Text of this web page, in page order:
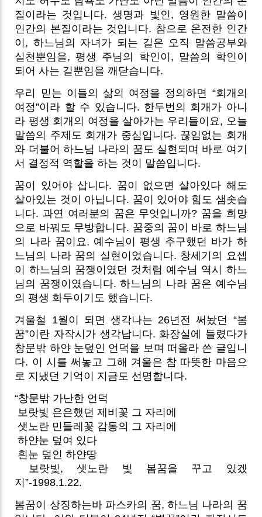
질이라는 것입니다. 생명과 빛인, 영원한 말씀이
인간의 본질이라는 것입니다. 참으로 온전한 인간
이, 하느님의 자녀가 되는 길은 오직 말씀공부와
실천뿐임을, 평생 주님의 학인이, 말씀의 학인이
되어 사는 길뿐임을 깨닫습니다.
우리 믿는 이들의 삶의 여정을 정의하면 “회개의
여정”이라 할 수 있습니다. 한두번의 회개가 아니
라 평생 회개의 여정을 살아가는 우리들이요, 오늘
말씀의 주제도 회개가 중심입니다. 끊임없는 회개
와 더불어 하느님 나라의 꿈도 실현되며 바로 여기
서 결정적 역할을 하는 것이 말씀입니다.
꿈이 있어야 삽니다. 꿈이 없으면 살아있다 해도
살아있는 것이 아닙니다. 꿈이 있어야 힘도 샘솟습
니다. 과연 여러분의 꿈은 무엇입니까? 꿈을 희망
으로 바꿔도 무방합니다. 꿈중의 꿈이 바로 하느님
의 나라 꿈이요, 예수님이 평생 추구했던 바가 하
느님의 나라 꿈의 실현이었습니다. 창세기의 요셉
이 하느님의 꿈쟁이였던 것처럼 예수님 역시 하느
님의 꿈쟁이였습니다. 하느님의 나라 꿈은 예수님
의 평생 화두이기도 했습니다.
겨울철 1월이 되면 생각나는 26년전 써놨던 “봄
꿈”이란 자작시가 생각납니다. 화장실에 들렸다가
창문밖 하얀 눈덮인 언덕을 보며 떠올라 쓴 글입니
다. 이 시를 써놓고 그해 겨울은 참 따뜻한 마음으
로 지냈던 기억이 지금도 선명합니다.
“창문밖 가난한 언덕
보랏빛 은은했던 제비꽃 그 자리에
샛노란 민들레꽃 감동의 그 자리에
하얀눈 덮여 있다
흰눈 덮인 하얀땅
보랏빛, 샛노란 빛 봄꿈을 꾸고 있겠
지”-1998.1.22.
봄꿈이 상징하는바 파스카의 꿈, 하느님 나라의 꿈